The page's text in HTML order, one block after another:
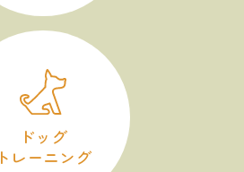
ドッグ
トレーニング